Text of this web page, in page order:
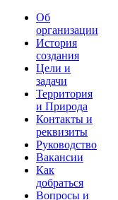
Об
организации
История
создания
Цели и
задачи
Территория
и Природа
Контакты и
реквизиты
Руководство
Вакансии
Как
добраться
Вопросы и